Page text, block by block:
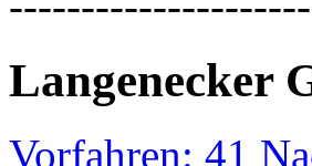
Langenecker
Vorfahren: 41